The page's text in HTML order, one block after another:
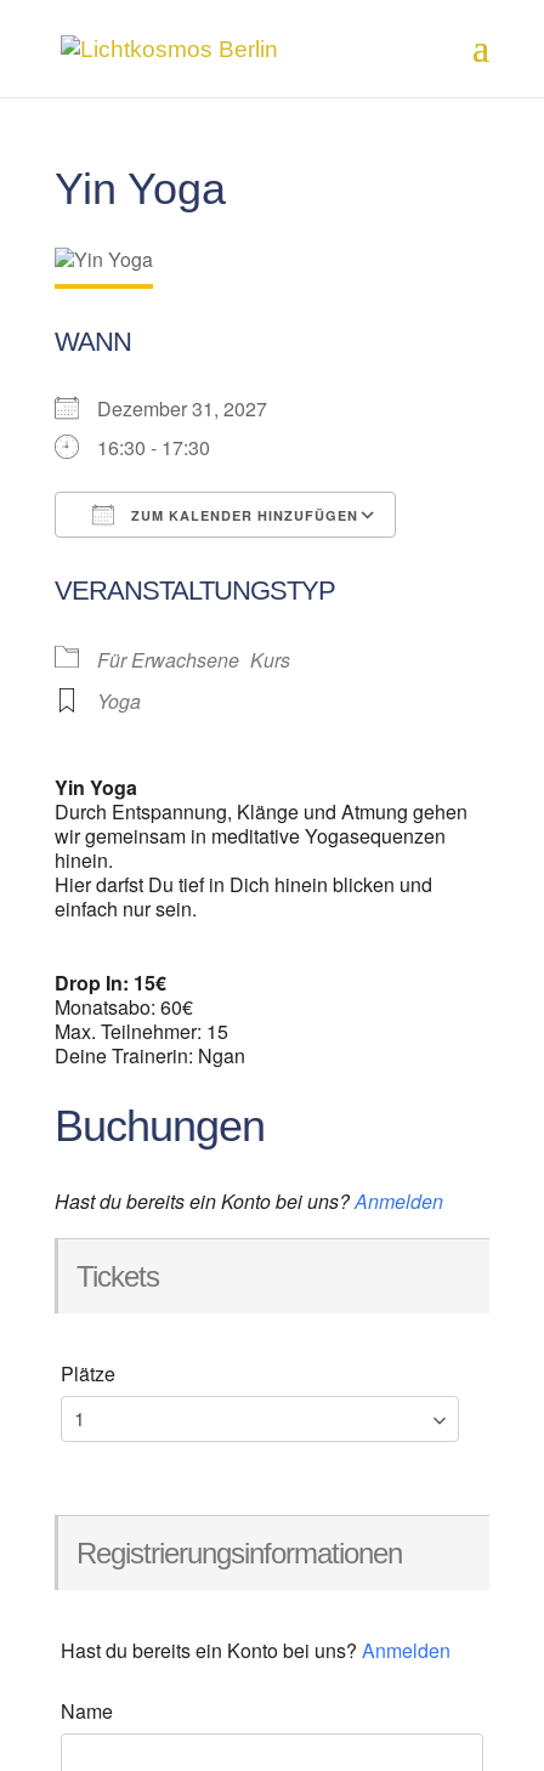
Yin Yoga
WANN
Dezember 31, 2027
16:30 - 17:30
ZUM KALENDER HINZUFÜGEN
VERANSTALTUNGSTYP
Für Erwachsene Kurs
Yoga
Yin Yoga
Durch Entspannung, Klänge und Atmung gehen
wir gemeinsam in meditative Yogasequenzen
hinein.
Hier darfst Du tief in Dich hinein blicken und
einfach nur sein.
Drop In: 15€
Monatsabo: 60€
Max. Teilnehmer: 15
Deine Trainerin: Ngan
Buchungen
Hast du bereits ein Konto bei uns?Anmelden
Tickets
Plätze
Registrierungsinformationen
Hast du bereits ein Konto bei uns? Anmelden
Name